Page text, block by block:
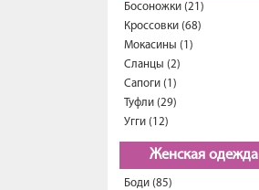
Босоножки (21)
Кроссовки (68)
Мокасины (1)
Сланцы (2)
Сапоги (1)
Туфли (29)
Угги (12)
Женская одежда
Боди (85)